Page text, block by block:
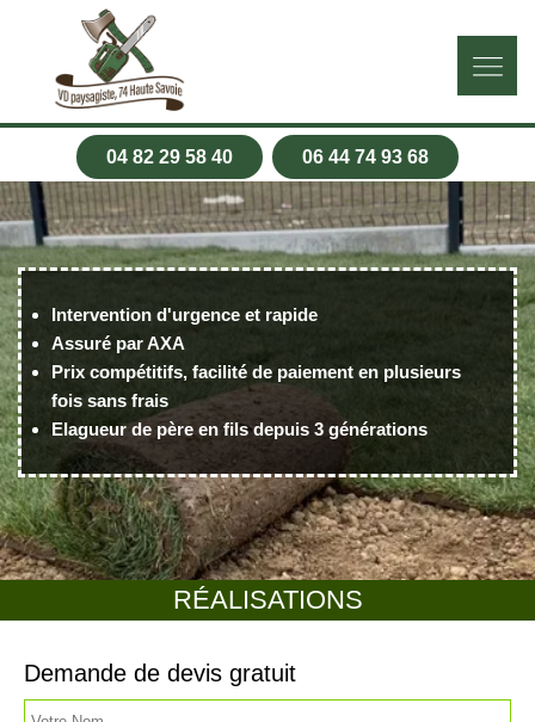
04 82 29 58 40 06 44 74 93 68
RÉALISATIONS
Intervention d'urgence et rapide
Assuré par AXA
Prix compétitifs, facilité de paiement en plusieurs
fois sans frais
Elagueur de père en fils depuis 3 générations
Demande de devis gratuit